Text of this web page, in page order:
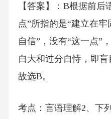
【答案】：B根据前后
点”所指的是“建立在
自信”，没有“这一点”
自大和过分自恃，即盲
故选B。
考点：言语理解2、下